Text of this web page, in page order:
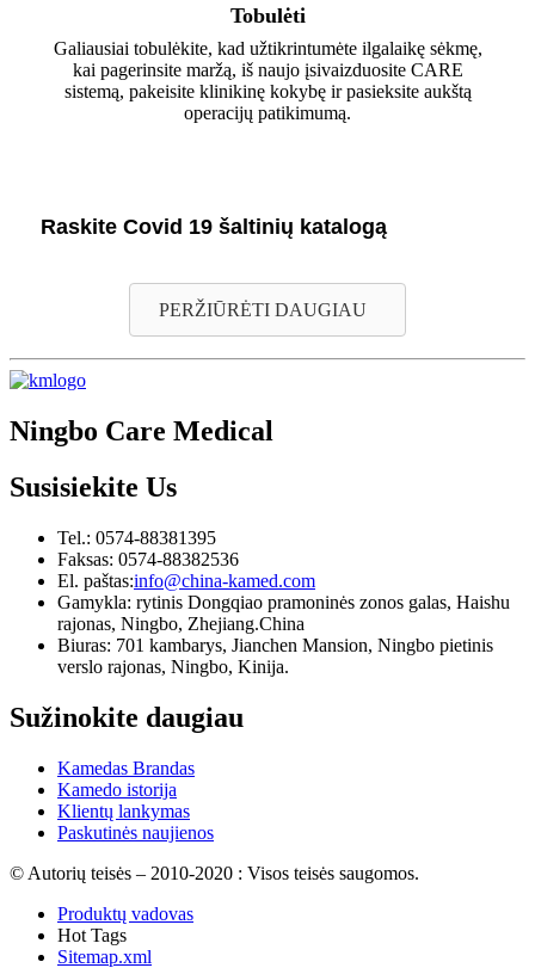
Tobulėti
Galiausiai tobulėkite, kad užtikrintumėte ilgalaikę sėkmę,
kai pagerinsite maržą, iš naujo įsivaizduosite CARE
sistemą, pakeisite klinikinę kokybę ir pasieksite aukštą
operacijų patikimumą.
Raskite Covid 19 šaltinių katalogą
PERŽIŪRĖTI DAUGIAU
Ningbo Care Medical
Susisiekite Us
Tel.: 0574-88381395
Faksas: 0574-88382536
El. paštas:info@china-kamed.com
Gamykla: rytinis Dongqiao pramoninės zonos galas, Haishu
rajonas, Ningbo, Zhejiang.China
Biuras: 701 kambarys, Jianchen Mansion, Ningbo pietinis
verslo rajonas, Ningbo, Kinija.
Sužinokite daugiau
Kamedas Brandas
Kamedo istorija
Klientų lankymas
Paskutinės naujienos
© Autorių teisės – 2010-2020 : Visos teisės saugomos.
Produktų vadovas
Hot Tags
Sitemap.xml